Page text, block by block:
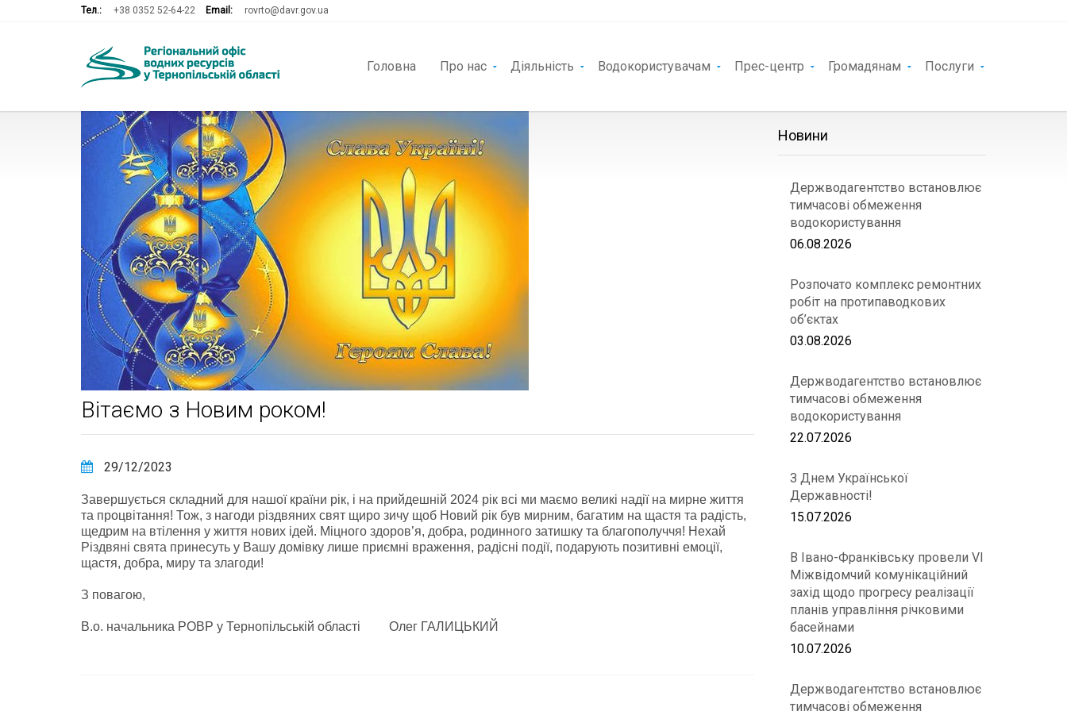
Тел.: +38 0352 52-64-22 Email: rovrto@davr.gov.ua
Головна Про нас Діяльність Водокористувачам Прес-центр Громадянам Послуги
Вітаємо з Новим роком!
29/12/2023
Завершується складний для нашої країни рік, і на прийдешній 2024 рік всі ми маємо великі надії на мирне життя
та процвітання! Тож, з нагоди різдвяних свят щиро зичу щоб Новий рік був мирним, багатим на щастя та радість,
щедрим на втілення у життя нових ідей. Міцного здоров’я, добра, родинного затишку та благополуччя! Нехай
Різдвяні свята принесуть у Вашу домівку лише приємні враження, радісні події, подарують позитивні емоції,
щастя, добра, миру та злагоди!
З повагою,
В.о. начальника РОВР у Тернопільській області Олег ГАЛИЦЬКИЙ
Новини
Держводагентство встановлює
тимчасові обмеження
водокористування
06.08.2026
Розпочато комплекс ремонтних
робіт на протипаводкових
об’єктах
03.08.2026
Держводагентство встановлює
тимчасові обмеження
водокористування
22.07.2026
З Днем Української
Державності!
15.07.2026
В Івано-Франківську провели VІ
Міжвідомчий комунікаційний
захід щодо прогресу реалізації
планів управління річковими
басейнами
10.07.2026
Держводагентство встановлює
тимчасові обмеження